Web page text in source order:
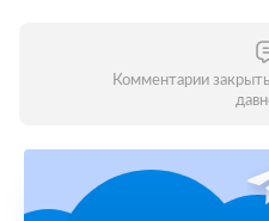
Комментарии